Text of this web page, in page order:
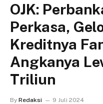
OJK:
Perkasa,
Kreditnya
Angkanya
Triliun
By Redaksi 9 Juli 2024